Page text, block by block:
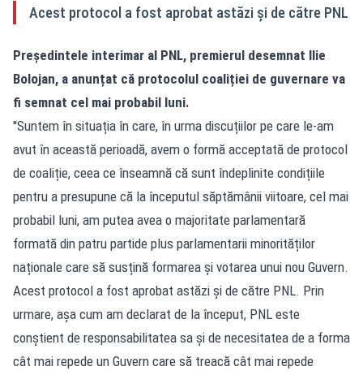
Acest protocol a fost aprobat astăzi și de către PNL
Președintele interimar al PNL, premierul desemnat Ilie
Bolojan, a anunțat că protocolul coaliției de guvernare va
fi semnat cel mai probabil luni.
''Suntem în situația în care, în urma discuțiilor pe care le-am
avut în această perioadă, avem o formă acceptată de protocol
de coaliție, ceea ce înseamnă că sunt îndeplinite condițiile
pentru a presupune că la începutul săptămânii viitoare, cel mai
probabil luni, am putea avea o majoritate parlamentară
formată din patru partide plus parlamentarii minorităților
naționale care să susțină formarea și votarea unui nou Guvern.
Acest protocol a fost aprobat astăzi și de către PNL. Prin
urmare, așa cum am declarat de la început, PNL este
conștient de responsabilitatea sa și de necesitatea de a forma
cât mai repede un Guvern care să treacă cât mai repede